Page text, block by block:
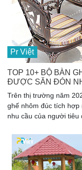
Pr Việt
TOP 10+ BỘ BÀN
ĐƯỢC SĂN ĐÓN
Trên thị trường năm
ghế nhôm đúc tích hợp
nhu cầu của người tiêu